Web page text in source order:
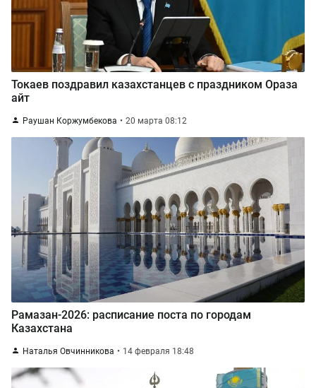
Токаев поздравил казахстанцев с праздником Ораза
айт
Раушан Коржумбекова 20 марта 08:12
Рамазан-2026: расписание поста по городам
Казахстана
Наталья Овчинникова 14 февраля 18:48